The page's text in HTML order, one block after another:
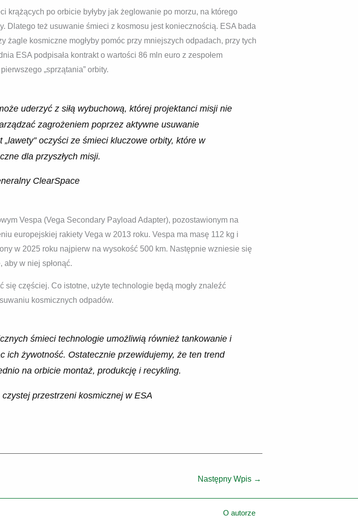
krążących po orbicie byłyby jak żeglowanie po morzu, na którego
Dlatego też usuwanie śmieci z kosmosu jest koniecznością. ESA bada
żagle kosmiczne mogłyby pomóc przy mniejszych odpadach, przy tych
ESA podpisała kontrakt o wartości 86 mln euro z zespołem
„sprzątania” orbity.
uderzyć z siłą wybuchową, której projektanci misji nie
zagrożeniem poprzez aktywne usuwanie
oczyści ze śmieci kluczowe orbity, które w
dla przyszłych misji.
ClearSpace
Vespa (Vega Secondary Payload Adapter), pozostawionym na
europejskiej rakiety Vega w 2013 roku. Vespa ma masę 112 kg i
w 2025 roku najpierw na wysokość 500 km. Następnie wzniesie się
w niej spłonąć.
częściej. Co istotne, użyte technologie będą mogły znaleźć
kosmicznych odpadów.
śmieci technologie umożliwią również tankowanie i
ich żywotność. Ostatecznie przewidujemy, że ten trend
na orbicie montaż, produkcję i recykling.
przestrzeni kosmicznej w ESA
Następny Wpis →
O autorze